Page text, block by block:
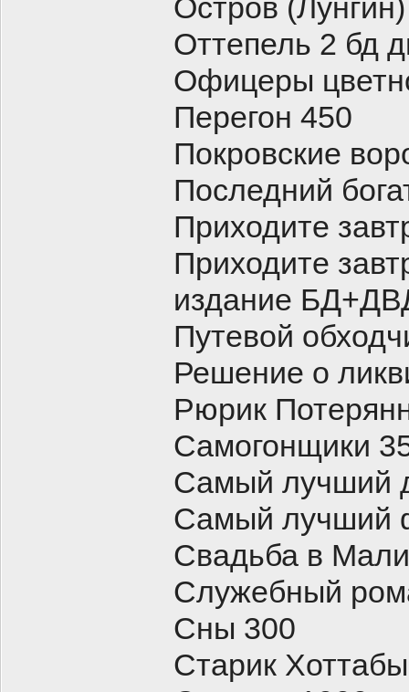
Остров
Оттепель 2 бд
Офицеры
Перегон 450
Покровские
Последний
Приходите
Приходите
издание
Путевой
Решение о
Рюрик
Самогонщики
Самый лучший
Самый лучший
Свадьба в
Служебный
Сны 300
Старик